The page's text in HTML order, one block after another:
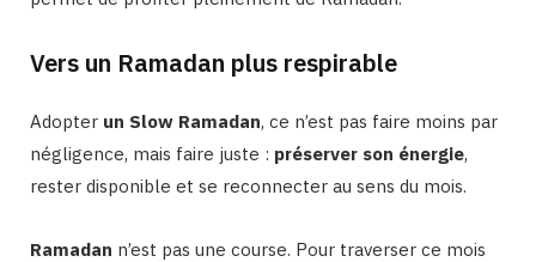
Vers un Ramadan plus respirable
Adopter un Slow Ramadan, ce n’est pas faire moins par
négligence, mais faire juste : préserver son énergie,
rester disponible et se reconnecter au sens du mois.
Ramadan n’est pas une course. Pour traverser ce mois